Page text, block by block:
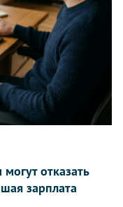
отказать
зарплата